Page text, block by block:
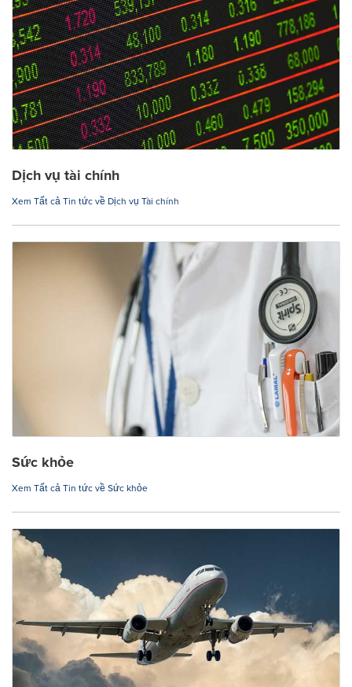
Dịch vụ tài chính
Xem Tất cả Tin tức về Dịch vụ Tài chính
Sức khỏe
Xem Tất cả Tin tức về Sức khỏe